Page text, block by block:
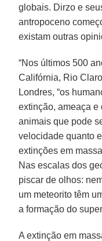
globais. Dirzo e
antropoceno
existam outras
“Nos últimos 500
Califórnia, Rio
Londres, “os
extinção, ameaça
animais que pode
velocidade quanto
extinções em
Nas escalas dos
piscar de olhos:
um meteorito têm
a formação do
A extinção em